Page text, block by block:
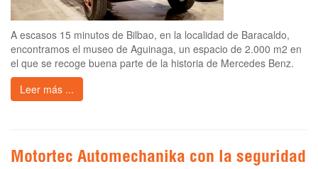
A escasos 15 minutos de Bilbao, en la localidad de Baracaldo,
encontramos el museo de Aguinaga, un espacio de 2.000 m2 en
el que se recoge buena parte de la historia de Mercedes Benz.
Leer más ...
Motortec Automechanika con la seguridad